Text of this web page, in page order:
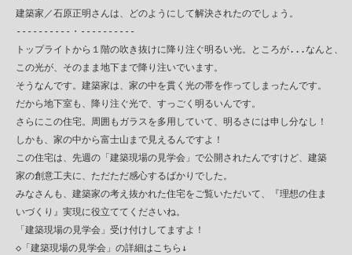
建築家／石原正明さんは、どのようにして解決されたのでしょう。
----------・----------
トップライトから１階の吹き抜けに降り注ぐ明るい光。ところが...なんと、
この光が、そのまま地下まで降り注いでいます。
そうなんです。建築家は、家の中を貫く光の帯を作ってしまったんです。
だから地下室も、降り注ぐ光で、すっごく明るいんです。
さらにこの住宅。周囲もガラスを多用していて、明るさには申し分なし！
しかも、家の中から富士山まで見えるんですよ！
この住宅は、先週の「建築現場の見学会」で公開されたんですけど、建築
家の創意工夫に、ただただ感心するばかりでした。
みなさんも、建築家の考え抜かれた住宅をご覧いただいて、『理想の住ま
いづくり』実現に役立ててくださいね。
「建築現場の見学会」受け付けしてますよ！
◇「建築現場の見学会」の詳細はこちら↓